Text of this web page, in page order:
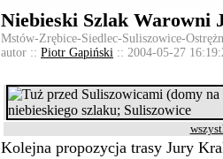
Niebieski Szlak Warowni
Mstów-Zrębice-Siedlec-Suliszowice-
autor :: Piotr Gapiński :: 2004-05-27
Kolejna propozycja trasy Jury